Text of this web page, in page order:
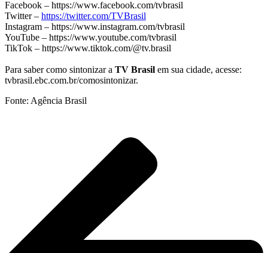
Facebook – https://www.facebook.com/tvbrasil
Twitter – https://twitter.com/TVBrasil
Instagram – https://www.instagram.com/tvbrasil
YouTube – https://www.youtube.com/tvbrasil
TikTok – https://www.tiktok.com/@tv.brasil
Para saber como sintonizar a TV Brasil em sua cidade, acesse:
tvbrasil.ebc.com.br/comosintonizar.
Fonte: Agência Brasil